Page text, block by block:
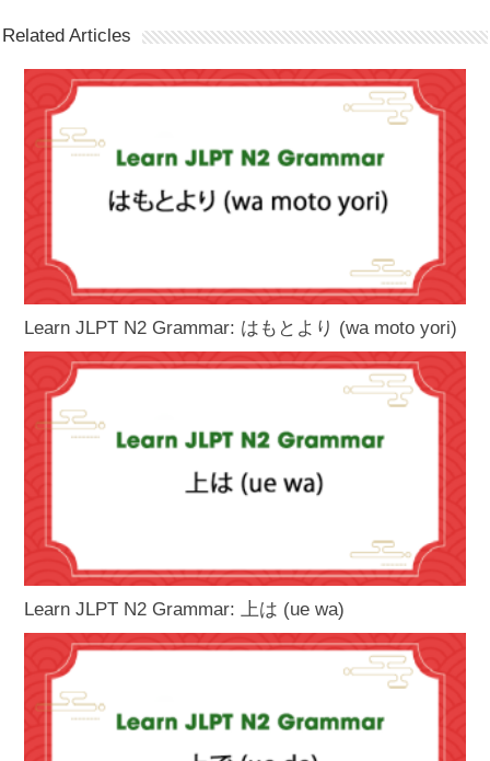
Related Articles
Learn JLPT N2 Grammar: はもとより (wa moto yori)
Learn JLPT N2 Grammar: 上は (ue wa)